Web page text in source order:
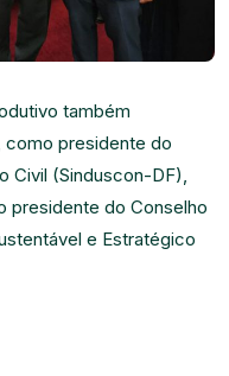
também
como presidente do
Civil (Sinduscon-DF),
presidente do Conselho
e Estratégico